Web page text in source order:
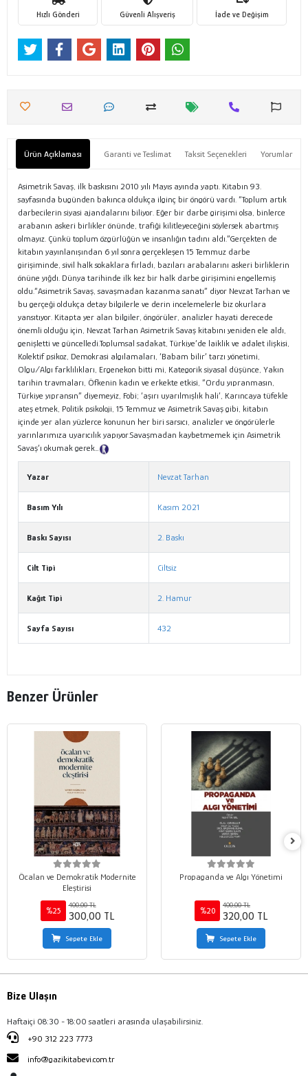
Hızlı Gönderi Güvenli Alışveriş İade ve Değişim
Ürün Açıklaması Garanti ve Teslimat Taksit Seçenekleri Yorumlar
Asimetrik Savaş, ilk baskısını 2010 yılı Mayıs ayında yaptı. Kitabın 93.
sayfasında bugünden bakınca oldukça ilginç bir öngörü vardı. “Toplum artık
darbecilerin siyasi ajandalarını biliyor. Eğer bir darbe girişimi olsa, binlerce
arabanın askeri birlikler önünde, trafiği kilitleyeceğini söylersek abartmış
olmayız. Çünkü toplum özgürlüğün ve insanlığın tadını aldı.”Gerçekten de
kitabın yayınlanışından 6 yıl sonra gerçekleşen 15 Temmuz darbe
girişiminde, sivil halk sokaklara fırladı, bazıları arabalarını askeri birliklerin
önüne yığdı. Dünya tarihinde ilk kez bir halk darbe girişimini engellemiş
oldu.“Asimetrik Savaş, savaşmadan kazanma sanatı” diyor Nevzat Tarhan ve
bu gerçeği oldukça detay bilgilerle ve derin incelemelerle biz okurlara
yansıtıyor. Kitapta yer alan bilgiler, öngörüler, analizler hayati derecede
önemli olduğu için, Nevzat Tarhan Asimetrik Savaş kitabını yeniden ele aldı,
genişletti ve güncelledi.Toplumsal sadakat, Türkiye’de laiklik ve adalet ilişkisi,
Kolektif psikoz, Demokrasi algılamaları, ‘Babam bilir’ tarzı yönetimi,
Olgu/Algı farklılıkları, Ergenekon bitti mi, Kategorik siyasal düşünce, Yakın
tarihin travmaları, Öfkenin kadın ve erkekte etkisi, “Ordu yıpranmasın,
Türkiye yıpransın” diyemeyiz, Fobi; ‘aşırı uyarılmışlık hali’, Karıncaya tüfekle
ateş etmek, Politik psikoloji, 15 Temmuz ve Asimetrik Savaş gibi, kitabın
içinde yer alan yüzlerce konunun her biri sarsıcı, analizler ve öngörülerle
yarınlarımıza uyarıcılık yapıyor.Savaşmadan kaybetmemek için Asimetrik
Savaş’ı okumak gerek…
Yazar Nevzat Tarhan
Basım Yılı Kasım 2021
Baskı Sayısı 2. Baskı
Cilt Tipi Ciltsiz
Kağıt Tipi 2. Hamur
Sayfa Sayısı 432
Benzer Ürünler
Öcalan ve Demokratik Modernite
Eleştirisi
%25
400,00 TL
300,00 TL
Sepete Ekle
Propaganda ve Algı Yönetimi
%20
400,00 TL
320,00 TL
Sepete Ekle
Bize Ulaşın
Haftaiçi 08:30 - 18:00 saatleri arasında ulaşabilirsiniz.
+90 312 223 7773
info@gazikitabevi.com.tr